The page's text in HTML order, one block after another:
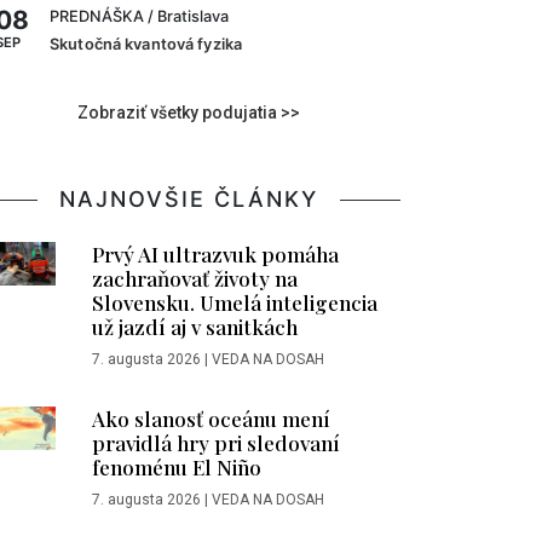
PREDNÁŠKA / Bratislava
Skutočná kvantová fyzika
Zobraziť všetky podujatia >>
NAJNOVŠIE ČLÁNKY
Prvý AI ultrazvuk pomáha
zachraňovať životy na
Slovensku. Umelá inteligencia
už jazdí aj v sanitkách
7. augusta 2026 | VEDA NA DOSAH
Ako slanosť oceánu mení
pravidlá hry pri sledovaní
fenoménu El Niño
7. augusta 2026 | VEDA NA DOSAH